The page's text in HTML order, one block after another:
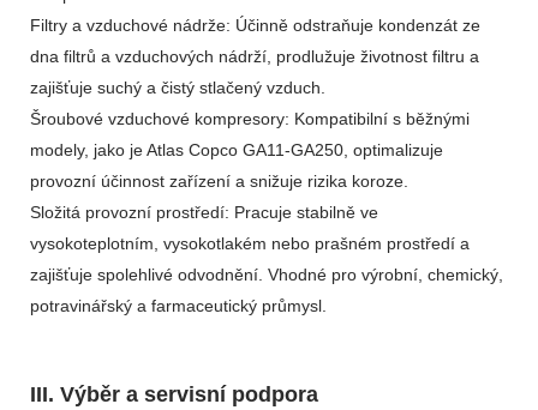
Filtry a vzduchové nádrže: Účinně odstraňuje kondenzát ze
dna filtrů a vzduchových nádrží, prodlužuje životnost filtru a
zajišťuje suchý a čistý stlačený vzduch.
Šroubové vzduchové kompresory: Kompatibilní s běžnými
modely, jako je Atlas Copco GA11-GA250, optimalizuje
provozní účinnost zařízení a snižuje rizika koroze.
Složitá provozní prostředí: Pracuje stabilně ve
vysokoteplotním, vysokotlakém nebo prašném prostředí a
zajišťuje spolehlivé odvodnění. Vhodné pro výrobní, chemický,
potravinářský a farmaceutický průmysl.
III. Výběr a servisní podpora